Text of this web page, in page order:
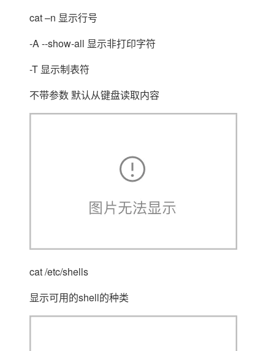
cat –n 显示行号
-A --show-all 显示非打印字符
-T 显示制表符
不带参数 默认从键盘读取内容
cat /etc/shells
显示可用的shell的种类